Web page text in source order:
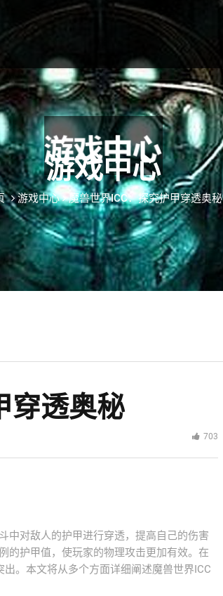
游戏中心
游戏中心 魔兽世界ICC：探究护甲穿透奥秘
穿透奥秘
703
中对敌人的护甲进行穿透，提高自己的伤害
的护甲值，使玩家的物理攻击更加有效。在
。本文将从多个方面详细阐述魔兽世界ICC